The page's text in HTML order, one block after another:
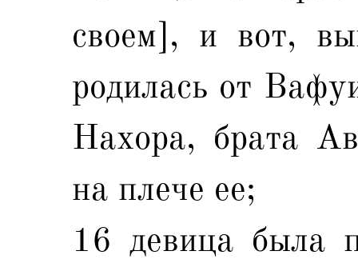
своем], и вот,
родилась от
Нахора, брата
на плече ее;
16 девица была